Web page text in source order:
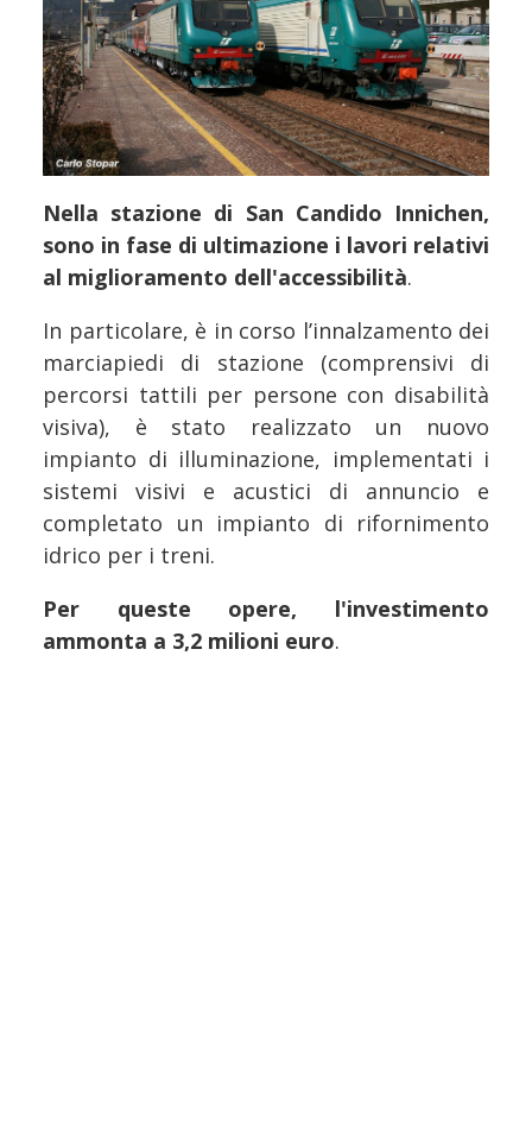
Nella stazione di San Candido Innichen,
sono in fase di ultimazione i lavori relativi
al miglioramento dell'accessibilità.
In particolare, è in corso l’innalzamento dei
marciapiedi di stazione (comprensivi di
percorsi tattili per persone con disabilità
visiva), è stato realizzato un nuovo
impianto di illuminazione, implementati i
sistemi visivi e acustici di annuncio e
completato un impianto di rifornimento
idrico per i treni.
Per queste opere, l'investimento
ammonta a 3,2 milioni euro.